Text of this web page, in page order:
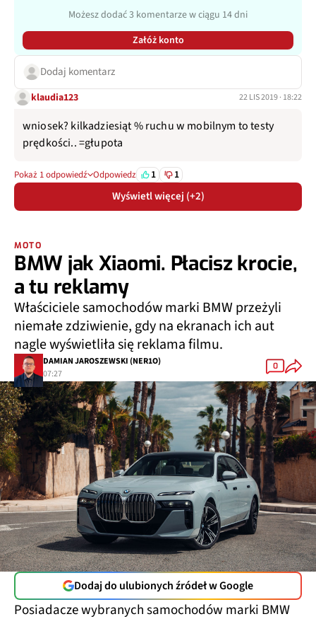
Możesz dodać 3 komentarze w ciągu 14 dni
Załóż konto
Dodaj komentarz
klaudia123 22 LIS 2019 · 18:22
wniosek? kilkadziesiąt % ruchu w mobilnym to testy
prędkości.. =głupota
Pokaż 1 odpowiedź Odpowiedz 1 1
Wyświetl więcej (+2)
MOTO
BMW jak Xiaomi. Płacisz krocie,
a tu reklamy
Właściciele samochodów marki BMW przeżyli
niemałe zdziwienie, gdy na ekranach ich aut
nagle wyświetliła się reklama filmu.
DAMIAN JAROSZEWSKI (NER1O)
07:27
0
Dodaj do ulubionych źródeł w Google
Posiadacze wybranych samochodów marki BMW